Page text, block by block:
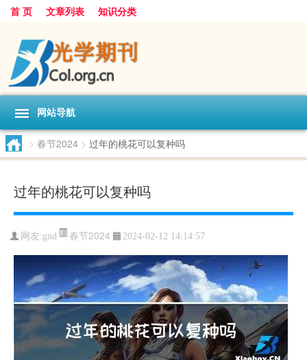
首 页 文章列表 知识分类
网站导航
> 春节2024 > 过年的桃花可以复种吗
过年的桃花可以复种吗
网友:gnd 春节2024 2024-02-12 14:14:57